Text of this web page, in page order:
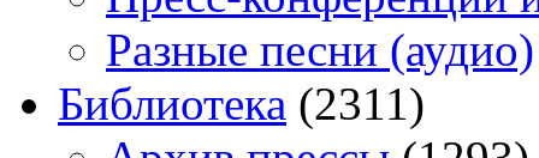
Разные песни (аудио)
Библиотека (2311)